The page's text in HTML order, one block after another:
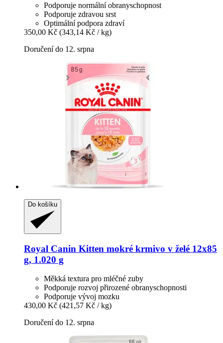
Podporuje normální obranyschopnost
Podporuje zdravou srst
Optimální podpora zdraví
350,00 Kč (343,14 Kč / kg)
Doručení do 12. srpna
Do košíku
Royal Canin Kitten mokré krmivo v želé 12x85
g, 1.020 g
Měkká textura pro mléčné zuby
Podporuje rozvoj přirozené obranyschopnosti
Podporuje vývoj mozku
430,00 Kč (421,57 Kč / kg)
Doručení do 12. srpna